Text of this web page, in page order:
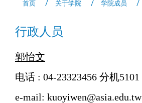
首页 关于学院 学院成员
行政人员
郭怡文
电话 : 04-23323456 分机5101
e-mail: kuoyiwen@asia.edu.tw